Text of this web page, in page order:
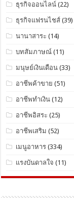
ธุรกิจออนไลน์ (22)
ธุรกิจแฟรนไชส์ (39)
นานาสาระ (14)
บทสัมภาษณ์ (11)
มนุษย์เงินเดือน (33)
อาชีพค้าขาย (51)
อาชีพทำเงิน (12)
อาชีพอิสระ (25)
อาชีพเสริม (52)
เมนูอาหาร (334)
แรงบันดาลใจ (11)